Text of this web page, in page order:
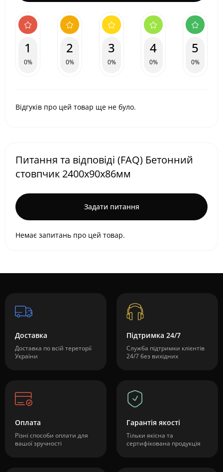
1
0%
2
0%
3
0%
4
0%
5
0%
Відгуків про цей товар ще не було.
Питання та відповіді (FAQ) Бетонний
стовпчик 2400х90х86мм
Задати питання
Немає запитань про цей товар.
Доставка
Доставка по всій тереторії
України
Підтримка 24/7
Служба підтримки клієнтів
24/7 без вихідних
Оплата
Різні способи оплати для
вашої зручності
Гарантія якості
Тільки якісна та
сертифікована продукція